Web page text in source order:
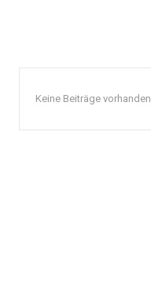
Keine Beiträge vorhanden